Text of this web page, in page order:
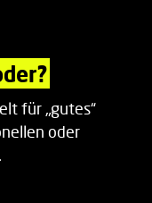
für „gutes“
oder